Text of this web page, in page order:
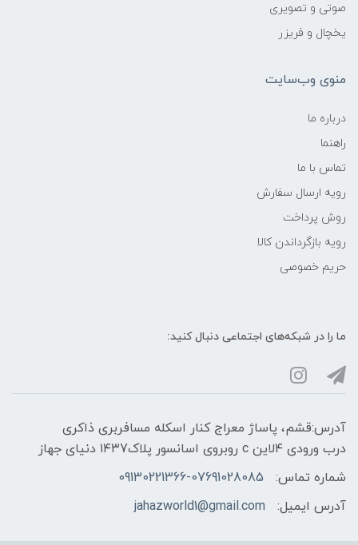
صوتی و تصویری
یخچال و فریزر
منوی وب‌سایت
درباره ما
راهنما
تماس با ما
رویه ارسال سفارش
روش پرداخت
رویه‌ بازگرداندن کالا
حریم خصوصی
ما را در شبکه‌های اجتماعی دنبال کنید:
آدرس:قشم، پاساژ معراج کنار اسکله مسافربری ذاکری
درب ورودی ۴لاین c روبروی اسانسور پلاک۱۴۳7 دنیای جهاز
شماره تماس:
09130221366-07691028085
آدرس ایمیل:
jahazworld1@gmail.com